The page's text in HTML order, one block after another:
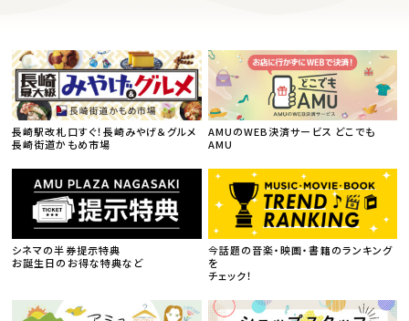
長崎駅改札口すぐ！長崎みやげ＆グルメ
長崎街道かもめ市場
AMUのWEB決済サービス どこでも
AMU
シネマの半券提示特典
お誕生日のお得な特典など
今話題の音楽・映画・書籍のランキング
を
チェック！